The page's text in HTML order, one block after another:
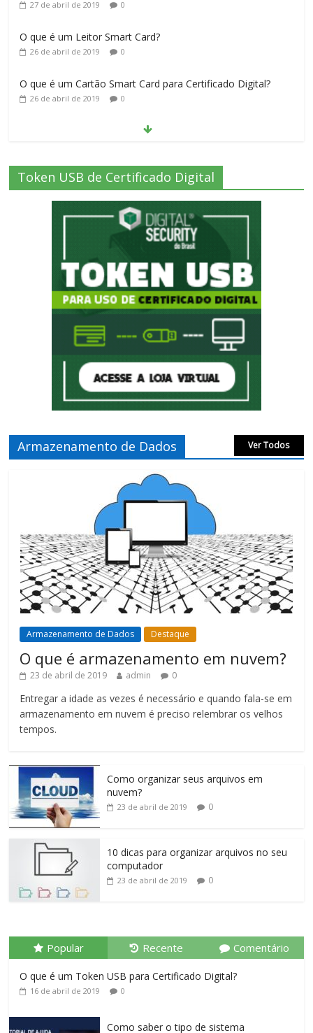
O que é um Leitor Smart Card?
O que é um Cartão Smart Card para Certificado Digital?
O que você precisa saber para adquirir
26 de abril de 2019
O que é certificado digital para Nota
Fiscal Eletrônica?
27 de abril de 2019 0
Token USB de Certificado Digital
Armazenamento de Dados Ver Todos
Armazenamento de Dados Destaque
O que é armazenamento em nuvem?
23 de abril de 2019 admin 0
Entregar a idade as vezes é necessário e quando fala-se em
armazenamento em nuvem é preciso relembrar os velhos
tempos.
Como organizar seus arquivos em
nuvem?
23 de abril de 2019 0
10 dicas para organizar arquivos no seu
computador
23 de abril de 2019 0
Popular Recente Comentário
O que é um Token USB para Certificado Digital?
16 de abril de 2019 0
Como saber o tipo de sistema